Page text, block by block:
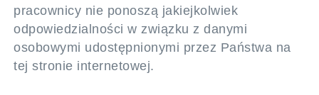
pracownicy nie ponoszą jakiejkolwiek
odpowiedzialności w związku z danymi
osobowymi udostępnionymi przez Państwa na
tej stronie internetowej.